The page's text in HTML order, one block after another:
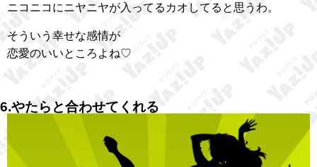
ニコニコにニヤニヤが入ってるカオしてると思うわ。
そういう幸せな感情が
恋愛のいいところよね♡
6.やたらと合わせてくれる